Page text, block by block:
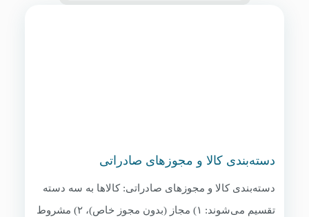
دسته‌بندی کالا و مجوزهای صادراتی
دسته‌بندی کالا و مجوزهای صادراتی: کالاها به سه دسته
تقسیم می‌شوند: ۱) مجاز (بدون مجوز خاص)، ۲) مشروط